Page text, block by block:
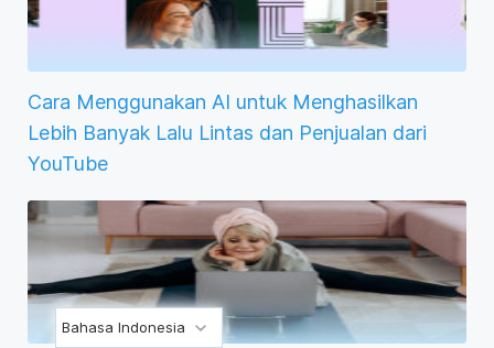
Cara Menggunakan AI untuk Menghasilkan
Lebih Banyak Lalu Lintas dan Penjualan dari
YouTube
Bahasa Indonesia